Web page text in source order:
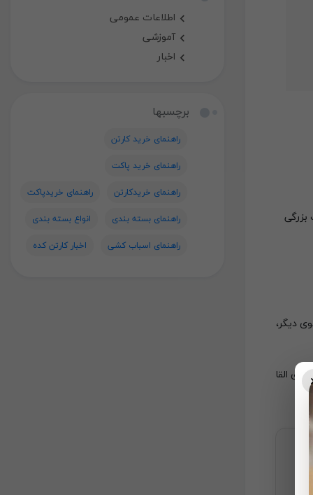
بزرگی
دیگر،
مشتری القا
اطلاعات عمومی
آموزشی
اخبار
برچسبها
راهنمای خرید کارتن
راهنمای خرید پاکت
راهنمای خریدکارتن
راهنمای خریدپاکت
راهنمای بسته بندی
انواع بسته بندی
راهنمای اسباب کشی
اخبار کارتن کده